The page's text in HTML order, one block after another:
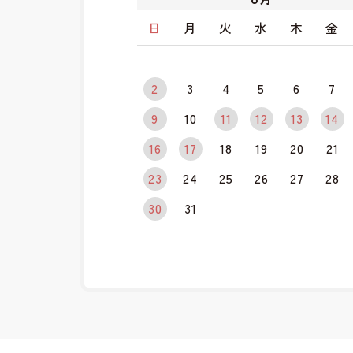
日
月 火 水 木 金
2
3 4 5 6 7
9
10 11 12 13 14
16
17 18 19 20 21
23
24 25 26 27 28
30
31